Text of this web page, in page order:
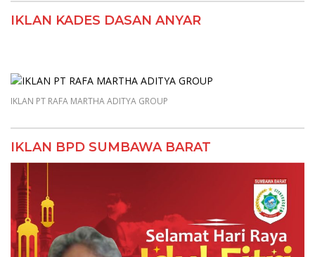
IKLAN KADES DASAN ANYAR
IKLAN PT RAFA MARTHA ADITYA GROUP
IKLAN BPD SUMBAWA BARAT